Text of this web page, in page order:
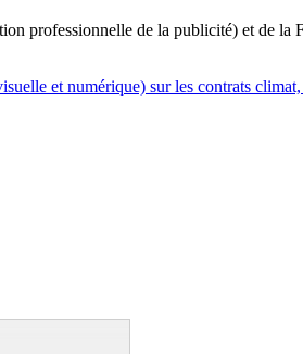
professionnelle de la publicité) et de
et numérique) sur les contrats